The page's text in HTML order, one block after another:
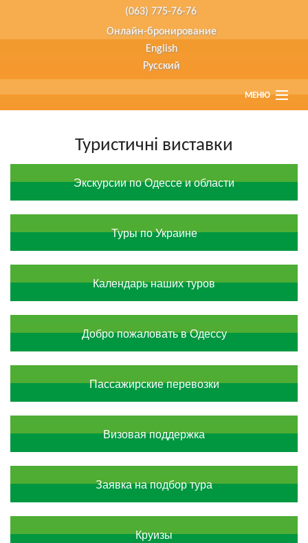
(063) 775-76-76
Онлайн-бронирование
English
Русский
МЕНЮ
Страны
Туры наших партнеров
Агенствам
Контакти
Туристичні виставки
Экскурсии по Одессе и области
Туры по Украине
Календарь наших туров
Добро пожаловать в Одессу
Пассажирские перевозки
Визовая поддержка
Заявка на подбор тура
Круизы